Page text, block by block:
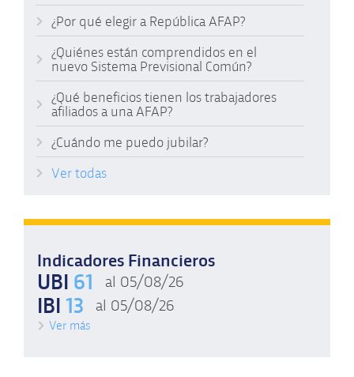
¿Por qué elegir a República AFAP?
¿Quiénes están comprendidos en el
nuevo Sistema Previsional Común?
¿Qué beneficios tienen los trabajadores
afiliados a una AFAP?
¿Cuándo me puedo jubilar?
Ver todas
Indicadores Financieros
UBI 61 al 05/08/26
IBI13 al 05/08/26
Ver más